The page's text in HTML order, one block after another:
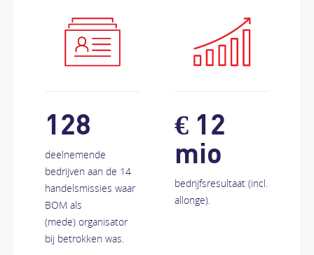
128
deelnemende
bedrijven aan de 14
handelsmissies waar
BOM als
(mede) organisator
bij betrokken was.
€ 12
mio
bedrijfsresultaat (incl.
allonge).